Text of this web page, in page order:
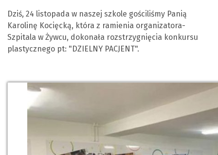
Dziś, 24 listopada w naszej szkole gościliśmy Panią
Karolinę Kocięcką, która z ramienia organizatora-
Szpitala w Żywcu, dokonała rozstrzygnięcia konkursu
plastycznego pt: "DZIELNY PACJENT".